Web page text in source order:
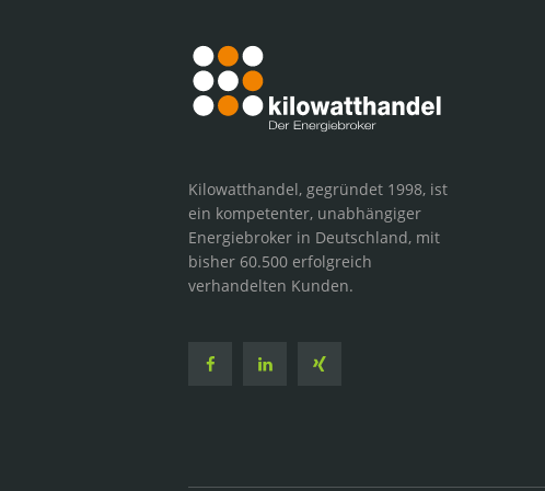
Kilowatthandel, gegründet 1998, ist
ein kompetenter, unabhängiger
Energiebroker in Deutschland, mit
bisher 60.500 erfolgreich
verhandelten Kunden.